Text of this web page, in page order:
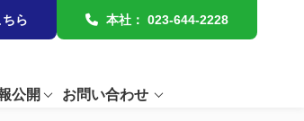
本社： 023-644-2228
ら
公開 お問い合わせ